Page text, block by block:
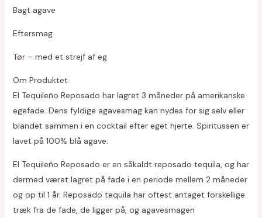
Bagt agave
Eftersmag
Tør – med et strejf af eg
Om Produktet
El Tequileño Reposado har lagret 3 måneder på amerikanske
egefade. Dens fyldige agavesmag kan nydes for sig selv eller
blandet sammen i en cocktail efter eget hjerte. Spiritussen er
lavet på 100% blå agave.
El Tequileño Reposado er en såkaldt reposado tequila, og har
dermed været lagret på fade i en periode mellem 2 måneder
og op til 1 år. Reposado tequila har oftest antaget forskellige
træk fra de fade, de ligger på, og agavesmagen